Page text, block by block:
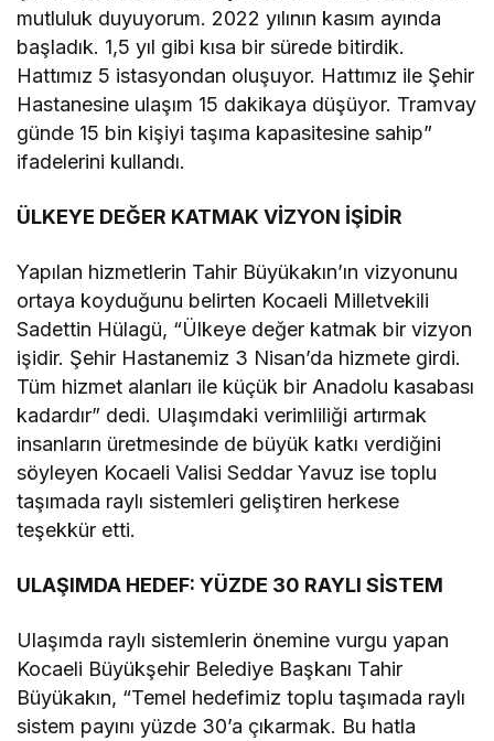
mutluluk duyuyorum. 2022 yılının kasım ayında
başladık. 1,5 yıl gibi kısa bir sürede bitirdik.
Hattımız 5 istasyondan oluşuyor. Hattımız ile Şehir
Hastanesine ulaşım 15 dakikaya düşüyor. Tramvay
günde 15 bin kişiyi taşıma kapasitesine sahip”
ifadelerini kullandı.
ÜLKEYE DEĞER KATMAK VİZYON İŞİDİR
Yapılan hizmetlerin Tahir Büyükakın’ın vizyonunu
ortaya koyduğunu belirten Kocaeli Milletvekili
Sadettin Hülagü, “Ülkeye değer katmak bir vizyon
işidir. Şehir Hastanemiz 3 Nisan’da hizmete girdi.
Tüm hizmet alanları ile küçük bir Anadolu kasabası
kadardır” dedi. Ulaşımdaki verimliliği artırmak
insanların üretmesinde de büyük katkı verdiğini
söyleyen Kocaeli Valisi Seddar Yavuz ise toplu
taşımada raylı sistemleri geliştiren herkese
teşekkür etti.
ULAŞIMDA HEDEF: YÜZDE 30 RAYLI SİSTEM
Ulaşımda raylı sistemlerin önemine vurgu yapan
Kocaeli Büyükşehir Belediye Başkanı Tahir
Büyükakın, “Temel hedefimiz toplu taşımada raylı
sistem payını yüzde 30’a çıkarmak. Bu hatla